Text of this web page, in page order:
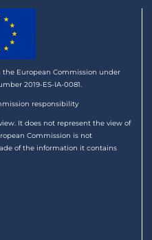
European Commission under
2019-ES-IA-0081.
responsibility
It does not represent the view of
Commission is not
of the information it contains